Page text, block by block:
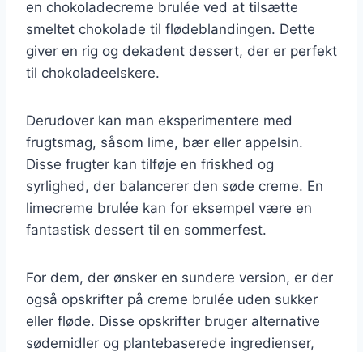
en chokoladecreme brulée ved at tilsætte
smeltet chokolade til flødeblandingen. Dette
giver en rig og dekadent dessert, der er perfekt
til chokoladeelskere.
Derudover kan man eksperimentere med
frugtsmag, såsom lime, bær eller appelsin.
Disse frugter kan tilføje en friskhed og
syrlighed, der balancerer den søde creme. En
limecreme brulée kan for eksempel være en
fantastisk dessert til en sommerfest.
For dem, der ønsker en sundere version, er der
også opskrifter på creme brulée uden sukker
eller fløde. Disse opskrifter bruger alternative
sødemidler og plantebaserede ingredienser,